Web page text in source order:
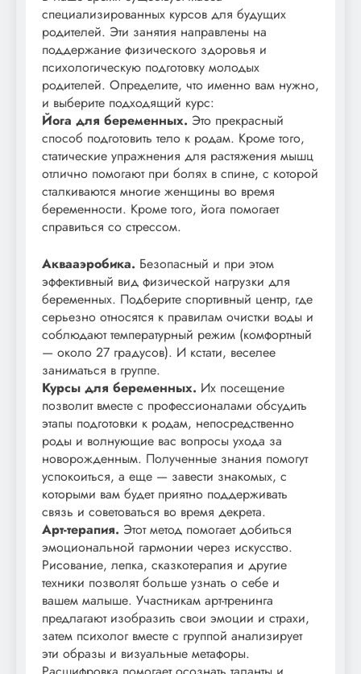
специализированных курсов для будущих
родителей. Эти занятия направлены на
поддержание физического здоровья и
психологическую подготовку молодых
родителей. Определите, что именно вам нужно,
и выберите подходящий курс:
Йога для беременных. Это прекрасный
способ подготовить тело к родам. Кроме того,
статические упражнения для растяжения мышц
отлично помогают при болях в спине, с которой
сталкиваются многие женщины во время
беременности. Кроме того, йога помогает
справиться со стрессом.
Аквааэробика. Безопасный и при этом
эффективный вид физической нагрузки для
беременных. Подберите спортивный центр, где
серьезно относятся к правилам очистки воды и
соблюдают температурный режим (комфортный
— около 27 градусов). И кстати, веселее
заниматься в группе.
Курсы для беременных. Их посещение
позволит вместе с профессионалами обсудить
этапы подготовки к родам, непосредственно
роды и волнующие вас вопросы ухода за
новорожденным. Полученные знания помогут
успокоиться, а еще — завести знакомых, с
которыми вам будет приятно поддерживать
связь и советоваться во время декрета.
Арт-терапия. Этот метод помогает добиться
эмоциональной гармонии через искусство.
Рисование, лепка, сказкотерапия и другие
техники позволят больше узнать о себе и
вашем малыше. Участникам арт-тренинга
предлагают изобразить свои эмоции и страхи,
затем психолог вместе с группой анализирует
эти образы и визуальные метафоры.